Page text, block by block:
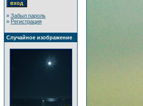
» Забыл пароль
» Регистрация
Случайное изображение